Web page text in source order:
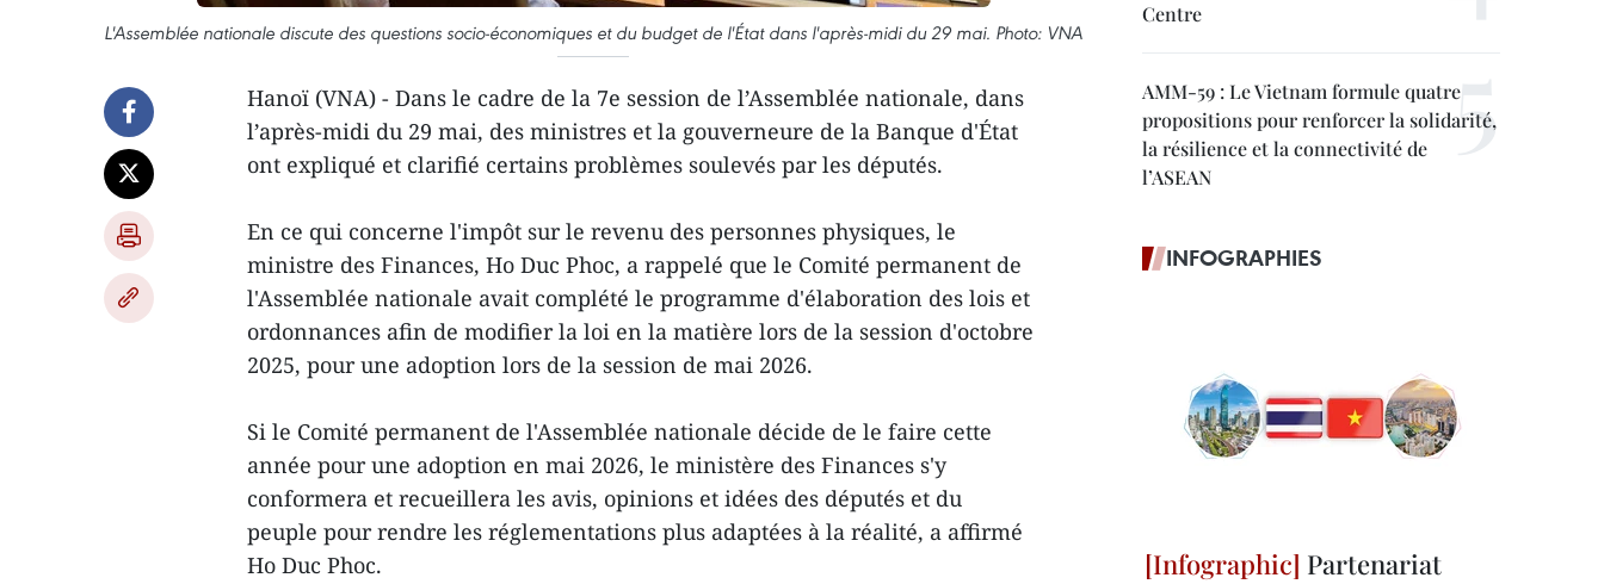
L'Assemblée nationale discute des questions socio-économiques et du budget de l'État dans l'après-midi du 29 mai. Photo: VNA
Hanoï (VNA) - Dans le cadre de la 7e session de l’Assemblée nationale, dans
l’après-midi du 29 mai, des ministres et la gouverneure de la Banque d'État
ont expliqué et clarifié certains problèmes soulevés par les députés.
En ce qui concerne l'impôt sur le revenu des personnes physiques, le
ministre des Finances, Ho Duc Phoc, a rappelé que le Comité permanent de
l'Assemblée nationale avait complété le programme d'élaboration des lois et
ordonnances afin de modifier la loi en la matière lors de la session d'octobre
2025, pour une adoption lors de la session de mai 2026.
Si le Comité permanent de l'Assemblée nationale décide de le faire cette
année pour une adoption en mai 2026, le ministère des Finances s'y
conformera et recueillera les avis, opinions et idées des députés et du
peuple pour rendre les réglementations plus adaptées à la réalité, a affirmé
Ho Duc Phoc.
Centre
AMM-59 : Le Vietnam formule quatre
propositions pour renforcer la solidarité,
la résilience et la connectivité de
l’ASEAN
INFOGRAPHIES
Partenariat